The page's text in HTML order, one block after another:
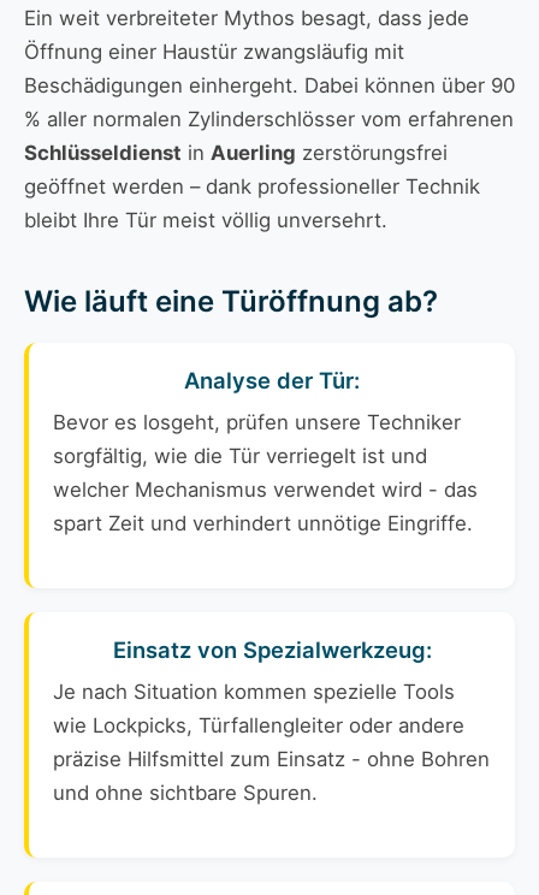
Ein weit verbreiteter Mythos besagt, dass jede
Öffnung einer Haustür zwangsläufig mit
Beschädigungen einhergeht. Dabei können über 90
% aller normalen Zylinderschlösser vom erfahrenen
Schlüsseldienst in Auerling zerstörungsfrei
geöffnet werden – dank professioneller Technik
bleibt Ihre Tür meist völlig unversehrt.
Wie läuft eine Türöffnung ab?
Analyse der Tür:
Bevor es losgeht, prüfen unsere Techniker
sorgfältig, wie die Tür verriegelt ist und
welcher Mechanismus verwendet wird - das
spart Zeit und verhindert unnötige Eingriffe.
Einsatz von Spezialwerkzeug:
Je nach Situation kommen spezielle Tools
wie Lockpicks, Türfallengleiter oder andere
präzise Hilfsmittel zum Einsatz - ohne Bohren
und ohne sichtbare Spuren.